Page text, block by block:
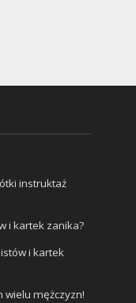
instruktaż
i kartek zanika?
i kartek
wielu mężczyzn!